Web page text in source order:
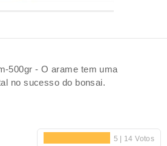
500gr - O arame tem uma
no sucesso do bonsai.